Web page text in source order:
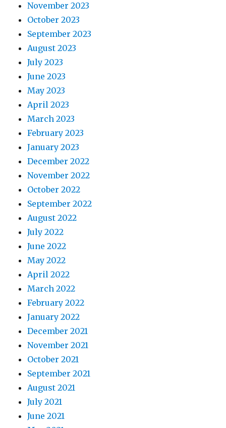
November 2023
October 2023
September 2023
August 2023
July 2023
June 2023
May 2023
April 2023
March 2023
February 2023
January 2023
December 2022
November 2022
October 2022
September 2022
August 2022
July 2022
June 2022
May 2022
April 2022
March 2022
February 2022
January 2022
December 2021
November 2021
October 2021
September 2021
August 2021
July 2021
June 2021